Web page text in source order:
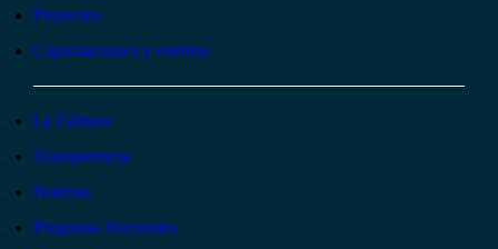
Proyectos
Capacitaciones y eventos
La Cámara
Transparencia
Noticias
Preguntas frecuentes